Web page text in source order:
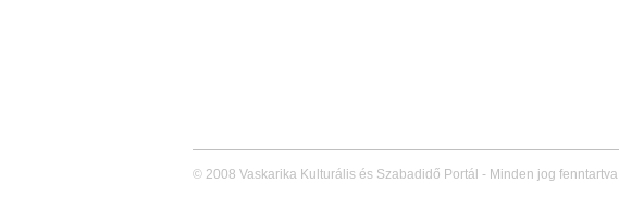
© 2008 Vaskarika Kulturális és Szabadidő Portál - Minden jog fenntartva